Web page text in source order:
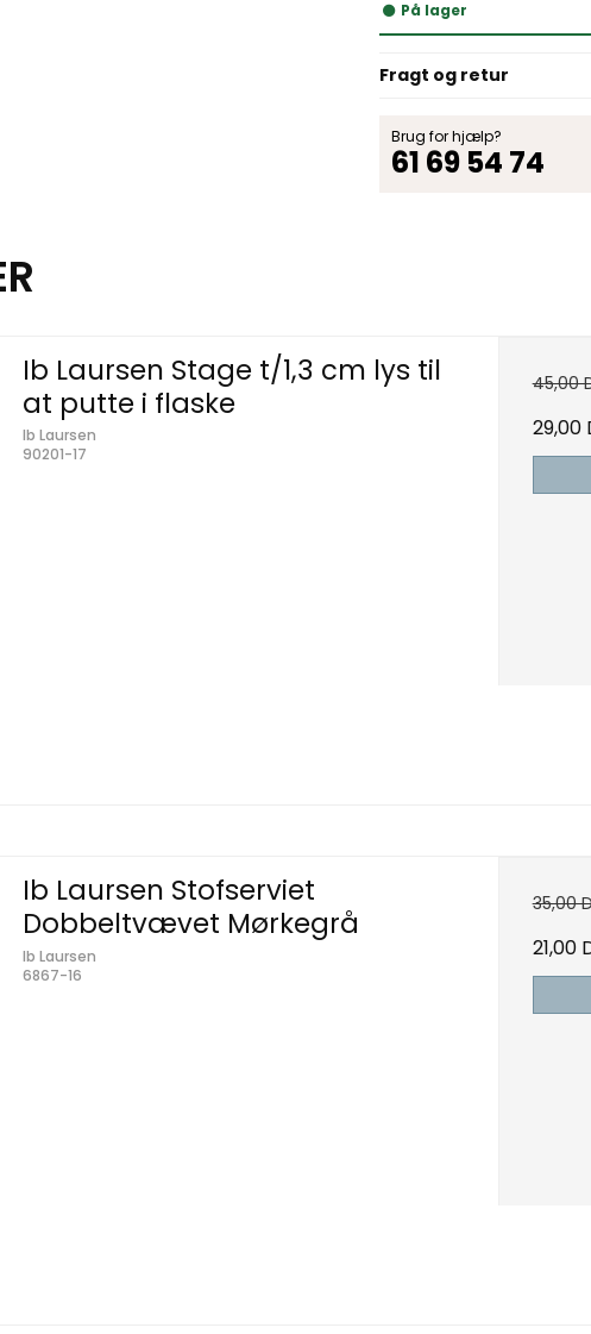
På lager
Fragt og retur
Brug for hjælp?
61 69 54 74
Ib Laursen Stage t/1,3 cm lys til
at putte i flaske
Ib Laursen
90201-17
45,00
29,00
Ib Laursen Stofserviet
Dobbeltvævet Mørkegrå
Ib Laursen
6867-16
35,00
21,00